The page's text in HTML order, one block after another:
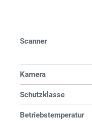
Scanner
Kamera
Schutzklasse
Betriebstemperatur